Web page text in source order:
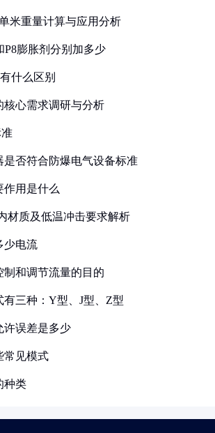
米重量计算与应用分析
P8膨胀剂分别加多少
什么区别
核心需求调研与分析
是否符合防爆电气设备标准
作用是什么
材质及低温冲击要求解析
少电流
和调节流量的目的
三种：Y型、J型、Z型
许误差是多少
常见模式
种类